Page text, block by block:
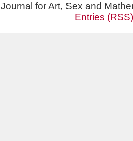
Journal for Art, Sex and
Entries (RSS)